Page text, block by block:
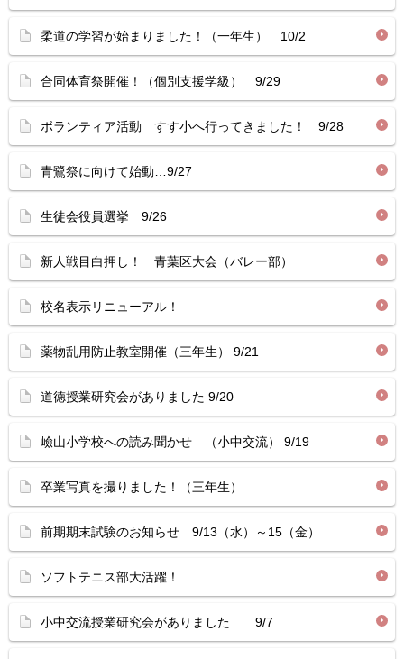
柔道の学習が始まりました！（一年生） 10/2
合同体育祭開催！（個別支援学級） 9/29
ボランティア活動 すす小へ行ってきました！ 9/28
青鷺祭に向けて始動…9/27
生徒会役員選挙 9/26
新人戦目白押し！ 青葉区大会（バレー部）
校名表示リニューアル！
薬物乱用防止教室開催（三年生） 9/21
道徳授業研究会がありました 9/20
嶮山小学校への読み聞かせ （小中交流） 9/19
卒業写真を撮りました！（三年生）
前期期末試験のお知らせ 9/13（水）～15（金）
ソフトテニス部大活躍！
小中交流授業研究会がありました 9/7